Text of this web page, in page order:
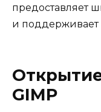
предоставляет
и поддерживает
GIMP